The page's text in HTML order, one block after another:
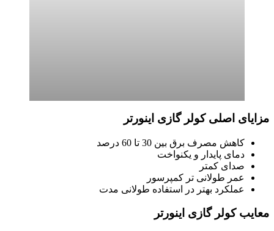
مزایای اصلی کولر گازی اینورتر
کاهش مصرف برق بین 30 تا 60 درصد
دمای پایدار و یکنواخت
صدای کمتر
عمر طولانی تر کمپرسور
عملکرد بهتر در استفاده طولانی مدت
معایب کولر گازی اینورتر